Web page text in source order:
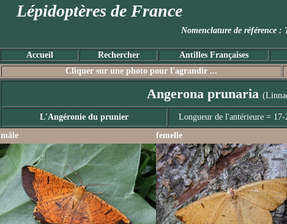
Lépidoptères de France
Nomenclature de
Accueil Rechercher Antilles Françaises
Cliquer sur une photo pour l'agrandir ...
Angerona prunaria
L'Angéronie du prunier Longueur de l'antérieure = 17-
mâle
femelle